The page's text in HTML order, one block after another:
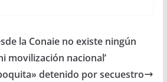
la Conaie no existe ningún
movilización nacional’
detenido por secuestro